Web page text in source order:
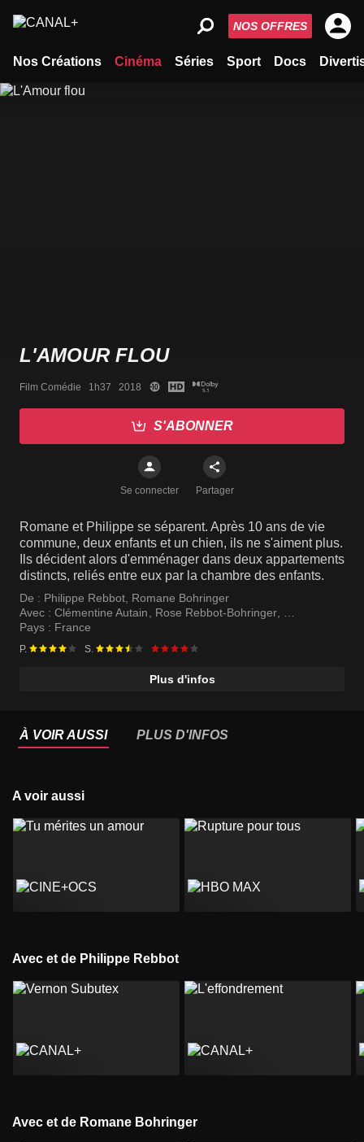
Nos Créations Cinéma Séries Sport Docs
NOS OFFRES
L'AMOUR FLOU
Film Comédie   1h37   2018
S'ABONNER
Se connecter Partager
Romane et Philippe se séparent. Après 10 ans de vie
commune, deux enfants et un chien, ils ne s'aiment plus.
Ils décident alors d'emménager dans deux appartements
distincts, reliés entre eux par la chambre des enfants.
De : Philippe Rebbot Romane Bohringer
Avec : Clémentine Autain Rose Rebbot-Bohringer
Raoul Rebbot-Bohringer
Pays : France
P. S.
Plus d'infos
À VOIR AUSSI PLUS D'INFOS
A voir aussi
Avec et de Philippe Rebbot
Avec et de Romane Bohringer